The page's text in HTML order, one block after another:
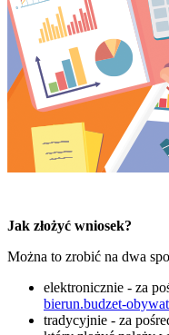
Jak złożyć wniosek?
Można to zrobić na dwa
elektronicznie - za
bierun.budzet-
tradycyjnie - za